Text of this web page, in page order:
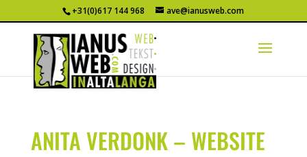
+31(0)617 144 968 ave@ianusweb.com
ANITA VERDONK – WEBSITE